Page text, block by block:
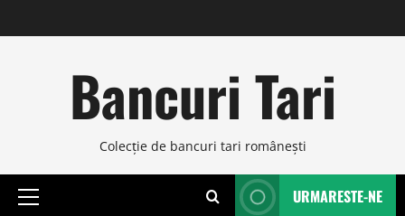
to
Bancuri Tari
Colecţie de bancuri tari româneşti
Primary
URMARESTE-NE